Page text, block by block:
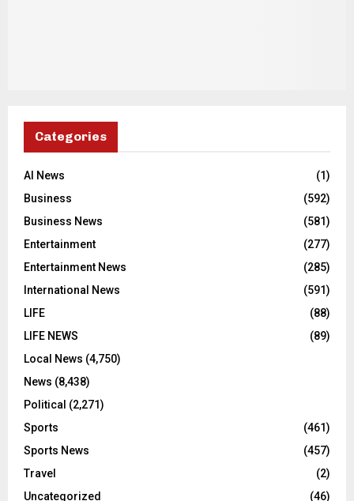
Categories
AI News
(1)
Business
(592)
Business News
(581)
Entertainment
(277)
Entertainment News
(285)
International News
(591)
LIFE
(88)
LIFE NEWS
(89)
Local News (4,750)
News (8,438)
Political (2,271)
Sports
(461)
Sports News
(457)
Travel
(2)
Uncategorized
(46)